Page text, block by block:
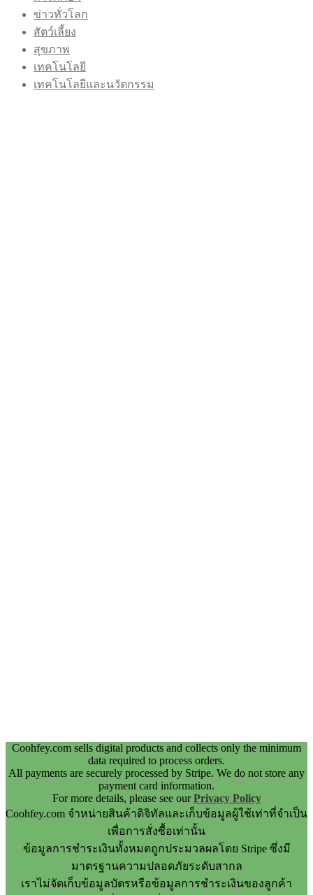
ข่าวทั่วโลก
สัตว์เลี้ยง
สุขภาพ
เทคโนโลยี
เทคโนโลยีและนวัตกรรม
Coohfey.com sells digital products and collects only the minimum
data required to process orders.
All payments are securely processed by Stripe. We do not store any
payment card information.
For more details, please see ourPrivacy Policy
Coohfey.com จำหน่ายสินค้าดิจิทัลและเก็บข้อมูลผู้ใช้เท่าที่จำเป็น
เพื่อการสั่งซื้อเท่านั้น
ข้อมูลการชำระเงินทั้งหมดถูกประมวลผลโดย Stripe ซึ่งมี
มาตรฐานความปลอดภัยระดับสากล
เราไม่จัดเก็บข้อมูลบัตรหรือข้อมูลการชำระเงินของลูกค้า